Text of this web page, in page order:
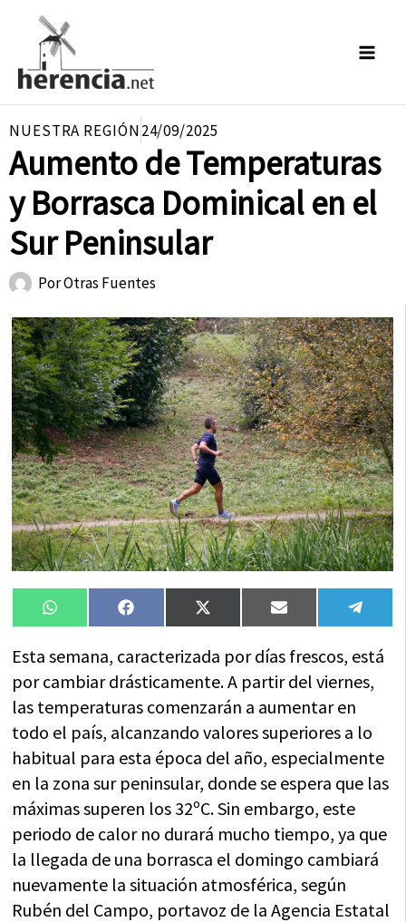
contenido
NUESTRA REGIÓN24/09/2025
Aumento de Temperaturas
y Borrasca Dominical en el
Sur Peninsular
PorOtras Fuentes
Compartir
en
WhatsAppCompartir
en
FacebookCompartir
en
X
(Twitter)
Compartir
en
Email
en
Esta semana, caracterizada por días frescos, está
por cambiar drásticamente. A partir del viernes,
las temperaturas comenzarán a aumentar en
todo el país, alcanzando valores superiores a lo
habitual para esta época del año, especialmente
en la zona sur peninsular, donde se espera que las
máximas superen los 32ºC. Sin embargo, este
periodo de calor no durará mucho tiempo, ya que
la llegada de una borrasca el domingo cambiará
nuevamente la situación atmosférica, según
Rubén del Campo, portavoz de la Agencia Estatal